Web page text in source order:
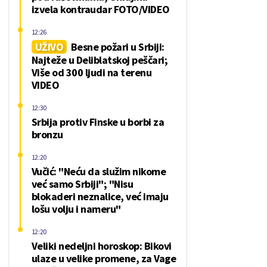
izvela kontraudar FOTO/VIDEO
UŽIVO
Besne požari u Srbiji:
Najteže u Deliblatskoj peščari;
Više od 300 ljudi na terenu
VIDEO
12:26
Srbija protiv Finske u borbi za
bronzu
12:30
Vučić: "Neću da služim nikome
već samo Srbiji"; "Nisu
blokaderi neznalice, već imaju
lošu volju i nameru"
12:20
Veliki nedeljni horoskop: Bikovi
ulaze u velike promene, za Vage
12:20